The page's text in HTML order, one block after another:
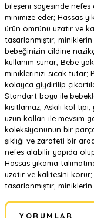
bileşeni sayesinde
minimize eder; Hassas
ürün ömrünü uzatır ve
tasarlanmıştır;
bebeğinizin cildine
kullanım sunar; Bebe
miniklerinizi sıcak tutar;
kolayca giydirilip
Standart boyu ile
kısıtlamaz; Askılı kol
uzun kolları ile mevsim
koleksiyonunun bir
şıklığı ve zarafeti bir
nefes alabilir yapıda
Hassas yıkama
uzatır ve kalitesini
tasarlanmıştır;
YORUMLAR